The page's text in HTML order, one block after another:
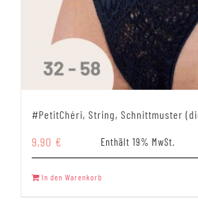
#PetitChéri, String, Schnittmuster
9,90 € Enthält 19% MwSt.
In den Warenkorb